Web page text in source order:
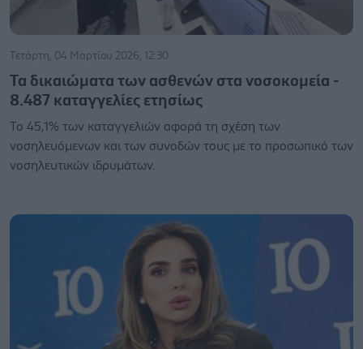
Τετάρτη, 04 Μαρτίου 2026, 12:30
Τα δικαιώματα των ασθενών στα νοσοκομεία -
8.487 καταγγελίες ετησίως
Το 45,1% των καταγγελιών αφορά τη σχέση των
νοσηλευόμενων και των συνοδών τους με το προσωπικό των
νοσηλευτικών ιδρυμάτων.